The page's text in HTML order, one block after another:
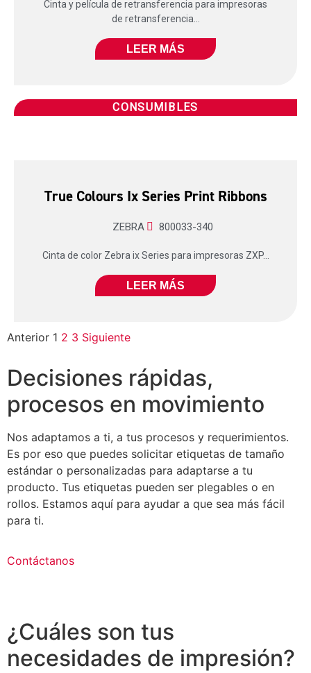
Cinta y película de retransferencia para impresoras
de retransferencia...
LEER MÁS
CONSUMIBLES
True Colours Ix Series Print Ribbons
ZEBRA 800033-340
Cinta de color Zebra ix Series para impresoras ZXP...
LEER MÁS
Anterior 1 2 3 Siguiente
Decisiones rápidas,
procesos en movimiento
Nos adaptamos a ti, a tus procesos y requerimientos.
Es por eso que puedes solicitar etiquetas de tamaño
estándar o personalizadas para adaptarse a tu
producto. Tus etiquetas pueden ser plegables o en
rollos. Estamos aquí para ayudar a que sea más fácil
para ti.
Contáctanos
¿Cuáles son tus
necesidades de impresión?